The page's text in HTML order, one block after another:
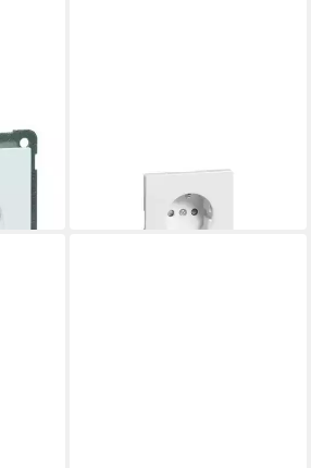
in 2-3 Werktagen bei dir